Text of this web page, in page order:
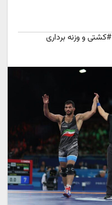
#کشتی و وزنه برداری